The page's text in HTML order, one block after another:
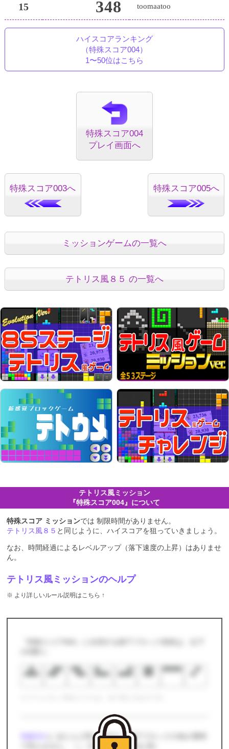
15 348 toomaatoo
ハイスコアランキング
（特殊スコア004）
1〜50位はこちら
特殊スコア004
プレイ画面へ
特殊スコア003へ 特殊スコア005へ
ミッションゲームの一覧へ
テトリス風８５ の一覧へ
テトリス
ミッション
『特殊スコア004』について
特殊スコア ミッションでは 制限時間がありません。
テトリス
８５ と同じように、ハイスコアを狙っていきましょう。
なお、時間経過によるレベルアップ（落下速度の上昇）はありませ
ん。
テトリス風ミッションのヘルプ
※ より詳しいルール説明はこちら ↑
と ほとんど同じですが、落下ブロックの色が透明
で見えません。（← 大きな違いですね 笑)